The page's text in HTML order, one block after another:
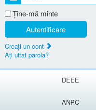
Ţine-mă minte
Autentificare
Creaţi un cont
Aţi uitat parola?
DEEE
ANPC